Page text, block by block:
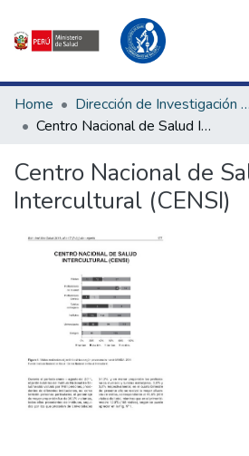
Communities & Collections
All of DSpace
Estadísticas Externas
Enlaces de interés ▾
Home Dirección de Investigación e Innovación en Salud
Centro Nacional de Salud Intercultural (CENSI)
Centro Nacional de
Intercultural (CENSI)